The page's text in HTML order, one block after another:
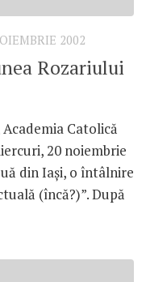
2002
Rozariului
Catolică
20 noiembrie
din Iaşi, o întâlnire
(încă?)”. După